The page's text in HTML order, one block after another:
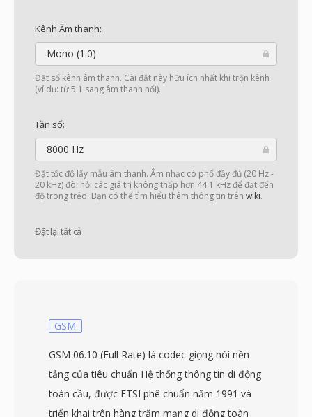
Kênh Âm thanh:
Mono (1.0)
Đặt số kênh âm thanh. Cài đặt này hữu ích nhất khi trộn kênh
(ví dụ: từ 5.1 sang âm thanh nổi).
Tần số:
8000 Hz
Đặt tốc độ lấy mẫu âm thanh. Âm nhạc có phổ đầy đủ (20 Hz -
20 kHz) đòi hỏi các giá trị không thấp hơn 44.1 kHz để đạt đến
độ trong trẻo. Bạn có thể tìm hiểu thêm thông tin trên wiki.
Đặt lại tất cả
GSM
GSM 06.10 (Full Rate) là codec giọng nói nền
tảng của tiêu chuẩn Hệ thống thông tin di động
toàn cầu, được ETSI phê chuẩn năm 1991 và
triển khai trên hàng trăm mạng di động toàn